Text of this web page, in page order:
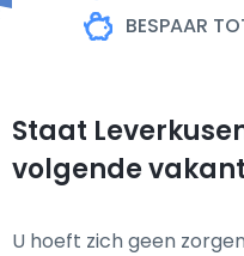
BESPAAR
Staat
volgende
U hoeft zich geen